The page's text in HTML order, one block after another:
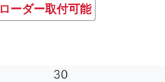
ローダー取付可能
30